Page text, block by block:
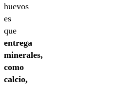
huevos
es
que
entrega
minerales,
como
calcio,